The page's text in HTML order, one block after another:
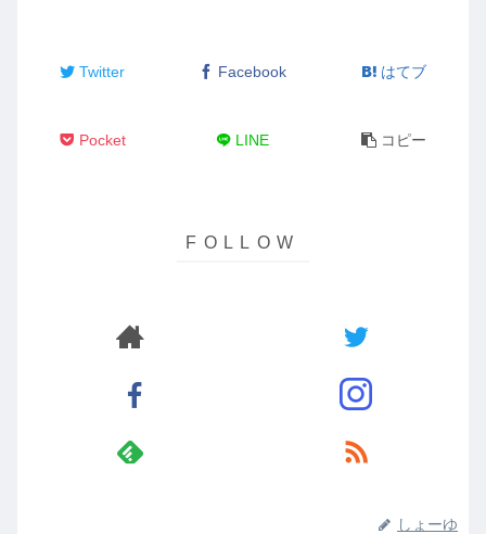
Twitter Facebook はてブ
Pocket LINE コピー
しょーゆ